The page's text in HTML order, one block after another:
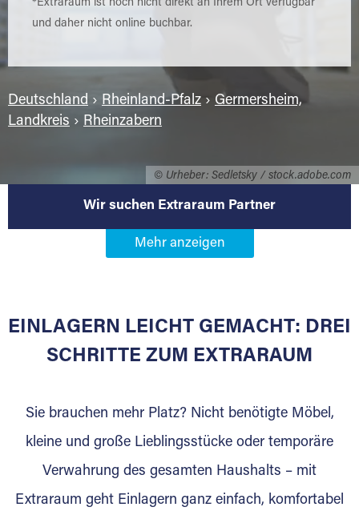
© Urheber: Sedletsky / stock.adobe.com
*Extraraum ist noch nicht direkt an Ihrem Ort verfügbar
und daher nicht online buchbar.
Deutschland › Rheinland-Pfalz › Germersheim,
Landkreis › Rheinzabern
Wir suchen Extraraum Partner
Werden Sie Extraraum Partner in
Sie bieten Kunden Lagerraum zur Miete, der
für die Einlagerung von Umzugsgut gebaut
Lagerkunden und Vermietungen.
Ihre Vorteile als Extraraum Partner:
Marktgerechte Preise
Digitale Buchungsplattform
EINLAGERN LEICHT GEMACHT: DREI
SCHRITTE ZUM EXTRARAUM
Sie brauchen mehr Platz? Nicht benötigte Möbel,
kleine und große Lieblingsstücke oder temporäre
Verwahrung des gesamten Haushalts – mit
Extraraum geht Einlagern ganz einfach, komfortabel